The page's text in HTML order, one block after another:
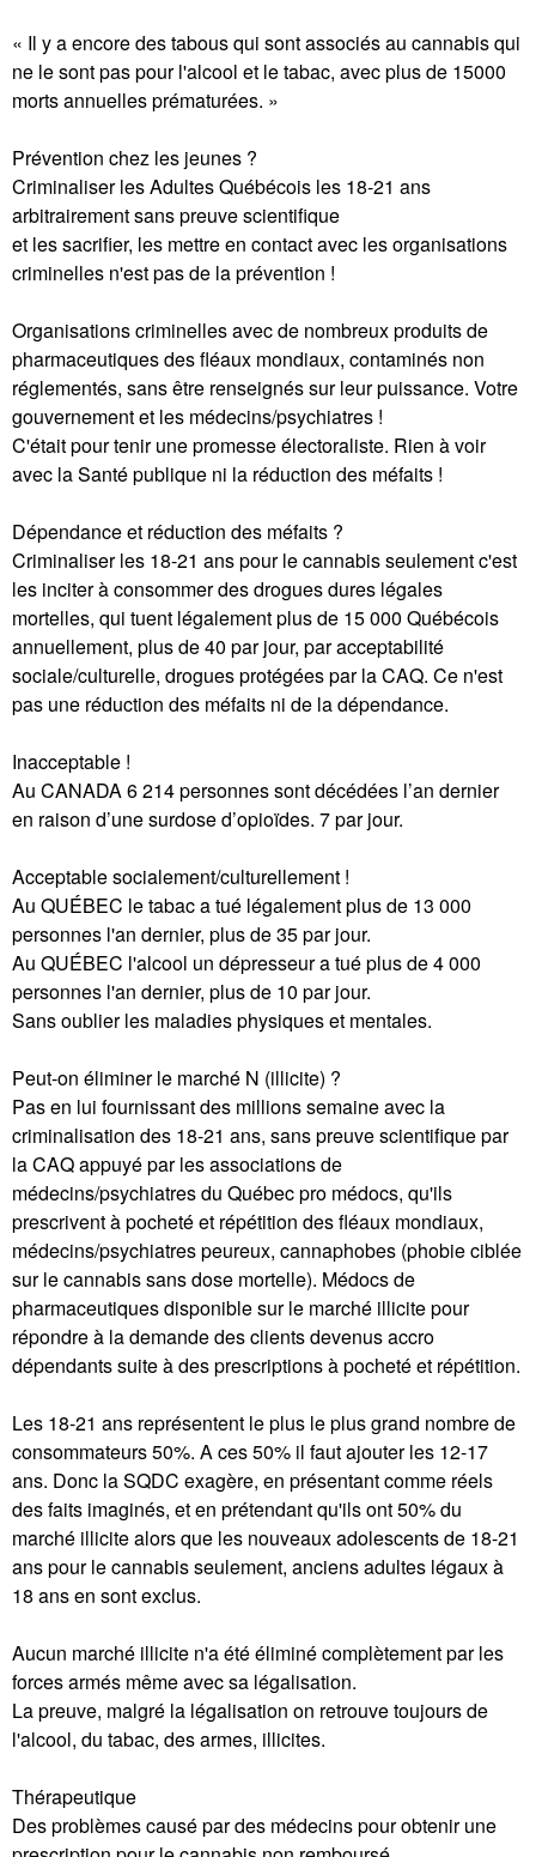
« Il y a encore des tabous qui sont associés au cannabis qui
ne le sont pas pour l'alcool et le tabac, avec plus de 15000
morts annuelles prématurées. »
Prévention chez les jeunes ?
Criminaliser les Adultes Québécois les 18-21 ans
arbitrairement sans preuve scientifique
et les sacrifier, les mettre en contact avec les organisations
criminelles n'est pas de la prévention !
Organisations criminelles avec de nombreux produits de
pharmaceutiques des fléaux mondiaux, contaminés non
réglementés, sans être renseignés sur leur puissance. Votre
gouvernement et les médecins/psychiatres !
C'était pour tenir une promesse électoraliste. Rien à voir
avec la Santé publique ni la réduction des méfaits !
Dépendance et réduction des méfaits ?
Criminaliser les 18-21 ans pour le cannabis seulement c'est
les inciter à consommer des drogues dures légales
mortelles, qui tuent légalement plus de 15 000 Québécois
annuellement, plus de 40 par jour, par acceptabilité
sociale/culturelle, drogues protégées par la CAQ. Ce n'est
pas une réduction des méfaits ni de la dépendance.
Inacceptable !
Au CANADA 6 214 personnes sont décédées l’an dernier
en raison d’une surdose d’opioïdes. 7 par jour.
Acceptable socialement/culturellement !
Au QUÉBEC le tabac a tué légalement plus de 13 000
personnes l'an dernier, plus de 35 par jour.
Au QUÉBEC l'alcool un dépresseur a tué plus de 4 000
personnes l'an dernier, plus de 10 par jour.
Sans oublier les maladies physiques et mentales.
Peut-on éliminer le marché N (illicite) ?
Pas en lui fournissant des millions semaine avec la
criminalisation des 18-21 ans, sans preuve scientifique par
la CAQ appuyé par les associations de
médecins/psychiatres du Québec pro médocs, qu'ils
prescrivent à pocheté et répétition des fléaux mondiaux,
médecins/psychiatres peureux, cannaphobes (phobie ciblée
sur le cannabis sans dose mortelle). Médocs de
pharmaceutiques disponible sur le marché illicite pour
répondre à la demande des clients devenus accro
dépendants suite à des prescriptions à pocheté et répétition.
Les 18-21 ans représentent le plus le plus grand nombre de
consommateurs 50%. A ces 50% il faut ajouter les 12-17
ans. Donc la SQDC exagère, en présentant comme réels
des faits imaginés, et en prétendant qu'ils ont 50% du
marché illicite alors que les nouveaux adolescents de 18-21
ans pour le cannabis seulement, anciens adultes légaux à
18 ans en sont exclus.
Aucun marché illicite n'a été éliminé complètement par les
forces armés même avec sa légalisation.
La preuve, malgré la légalisation on retrouve toujours de
l'alcool, du tabac, des armes, illicites.
Thérapeutique
Des problèmes causé par des médecins pour obtenir une